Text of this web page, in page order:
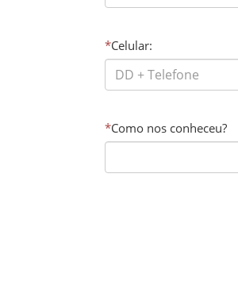
*Celular:
*Como nos conheceu?